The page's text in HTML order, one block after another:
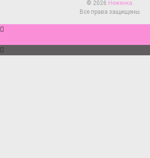
© 2026 Неженка.
Все права защищены.